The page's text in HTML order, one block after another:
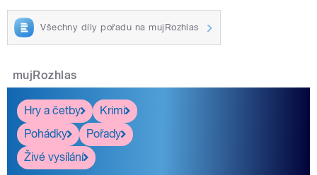
Všechny díly pořadu na mujRozhlas
mujRozhlas
Hry a četby
Krimi
Pohádky
Pořady
Živé vysílání